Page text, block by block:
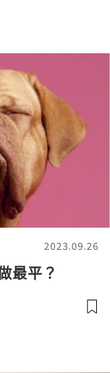
2023.09.26
最平？